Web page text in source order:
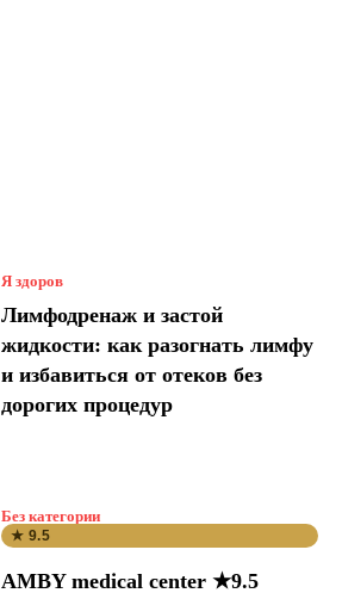
Я здоров
Лимфодренаж и застой
жидкости: как разогнать лимфу
и избавиться от отеков без
дорогих процедур
Без категории
★ 9.5
AMBY medical center ★9.5